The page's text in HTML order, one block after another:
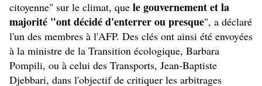
citoyenne" sur le climat, que le gouvernement et la
majorité "ont décidé d'enterrer ou presque", a déclaré
l'un des membres à l'AFP. Des clés ont ainsi été envoyées
à la ministre de la Transition écologique, Barbara
Pompili, ou à celui des Transports, Jean-Baptiste
Djebbari, dans l'objectif de critiquer les arbitrages